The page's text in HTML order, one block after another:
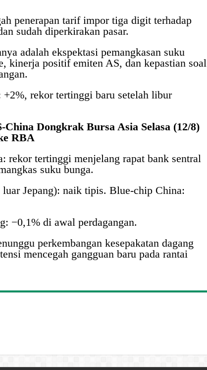
penerapan tarif impor tiga digit terhadap
sudah diperkirakan pasar.
adalah ekspektasi pemangkasan suku
kinerja positif emiten AS, dan kepastian soal
rekor tertinggi baru setelah libur
China Dongkrak Bursa Asia Selasa (12/8)
RBA
rekor tertinggi menjelang rapat bank sentral
suku bunga.
Jepang): naik tipis. Blue-chip China:
−0,1% di awal perdagangan.
perkembangan kesepakatan dagang
mencegah gangguan baru pada rantai